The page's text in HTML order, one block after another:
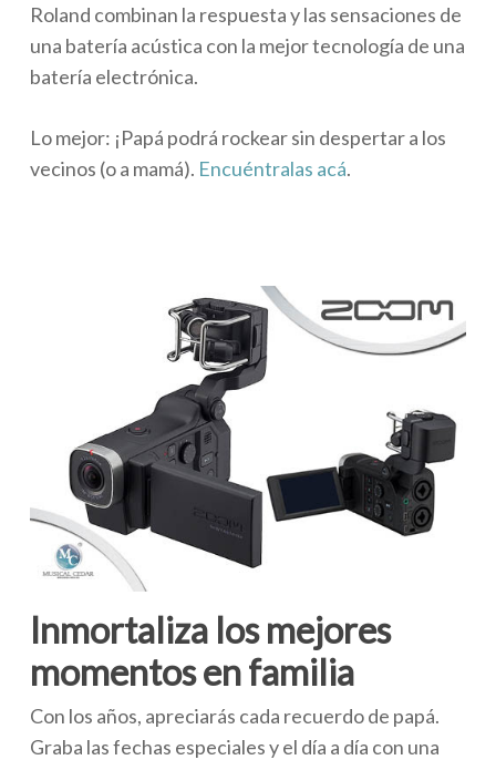
Roland combinan la respuesta y las sensaciones de
una batería acústica con la mejor tecnología de una
batería electrónica.
Lo mejor: ¡Papá podrá rockear sin despertar a los
vecinos (o a mamá). Encuéntralas acá.
Inmortaliza los mejores
momentos en familia
Con los años, apreciarás cada recuerdo de papá.
Graba las fechas especiales y el día a día con una